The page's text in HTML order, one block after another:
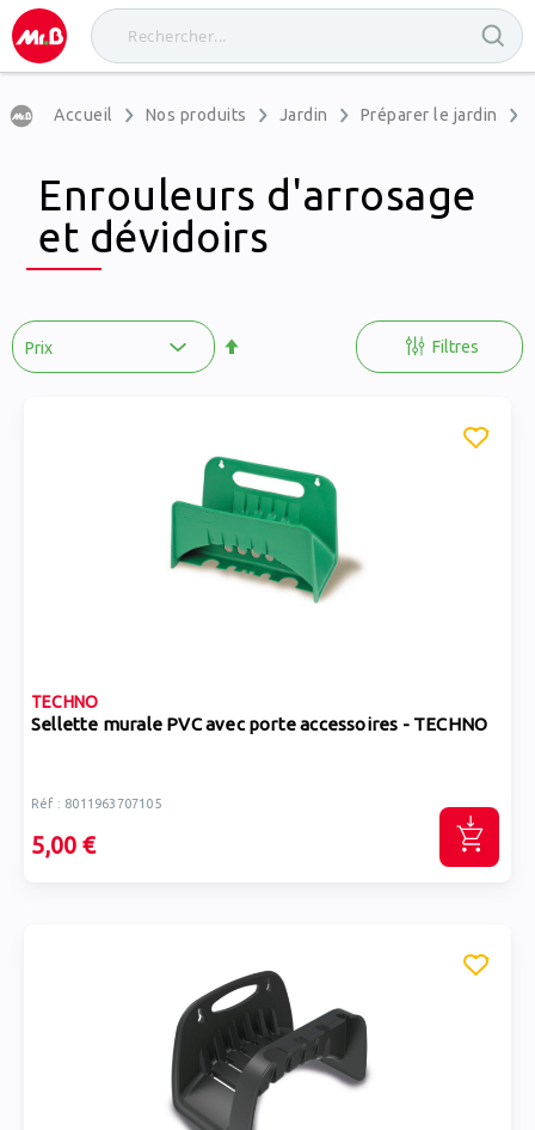
Accueil Nos produits Jardin Préparer le jardin
Enrouleurs d'arrosage
et dévidoirs
Filtres
TECHNO
Sellette murale PVC avec porte accessoires - TECHNO
Réf : 8011963707105
5,00 €